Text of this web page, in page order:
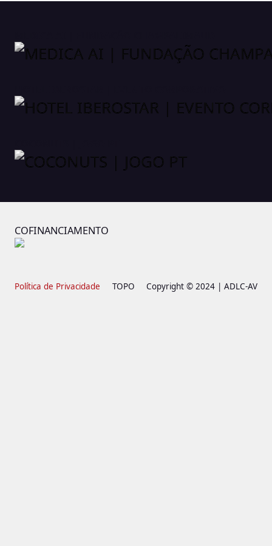
COFINANCIAMENTO
Política de Privacidade TOPO Copyright © 2024 | ADLC-AV